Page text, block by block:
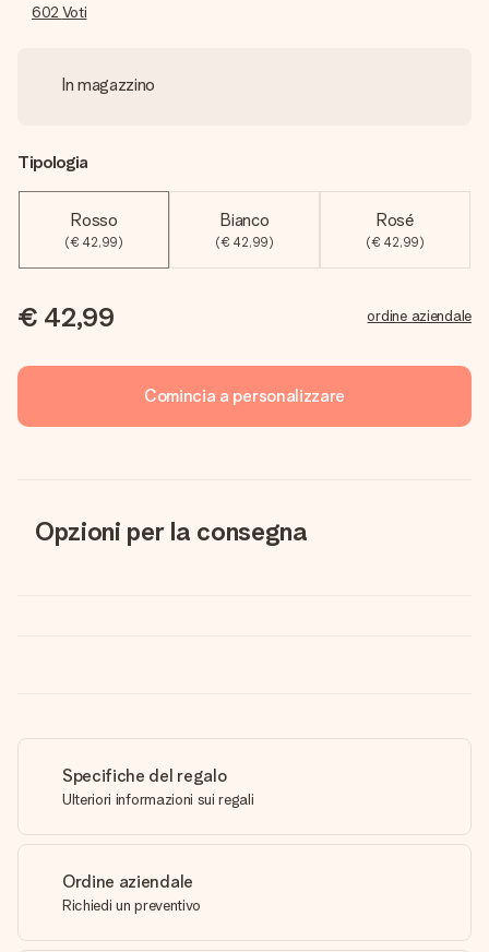
602 Voti
In magazzino
Tipologia
Rosso
(€ 42,99)
Bianco
(€ 42,99)
Rosé
(€ 42,99)
€ 42,99 ordine aziendale
Comincia a personalizzare
Opzioni per la consegna
Specifiche del regalo
Ulteriori informazioni sui regali
Ordine aziendale
Richiedi un preventivo